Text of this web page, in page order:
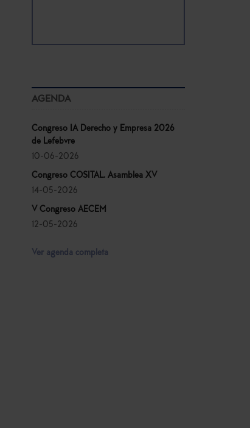
AGENDA
Congreso IA Derecho y Empresa 2026
de Lefebvre
10-06-2026
Congreso COSITAL. Asamblea XV
14-05-2026
V Congreso AECEM
12-05-2026
Ver agenda completa